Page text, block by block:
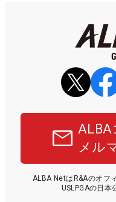
ALBA
メル
ALBA NetはR&Aのオフ
USLPGAの日本